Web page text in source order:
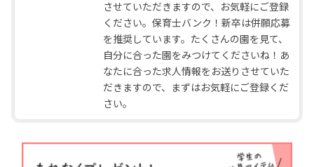
させていただきますので、お気軽にご登録
ください。保育士バンク！新卒は併願応募
を推奨しています。たくさんの園を見て、
自分に合った園をみつけてくださいね！あ
なたに合った求人情報をお送りさせていた
だきますので、まずはお気軽にご登録くだ
さい。